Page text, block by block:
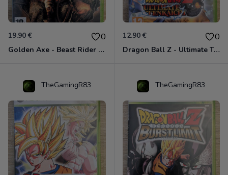
19.90 € 0
Golden Axe - Beast Rider Xbox 360
12.90 € 0
Dragon Ball Z - Ultimate Tenkaichi Xbox 360
TheGamingR83 TheGamingR83